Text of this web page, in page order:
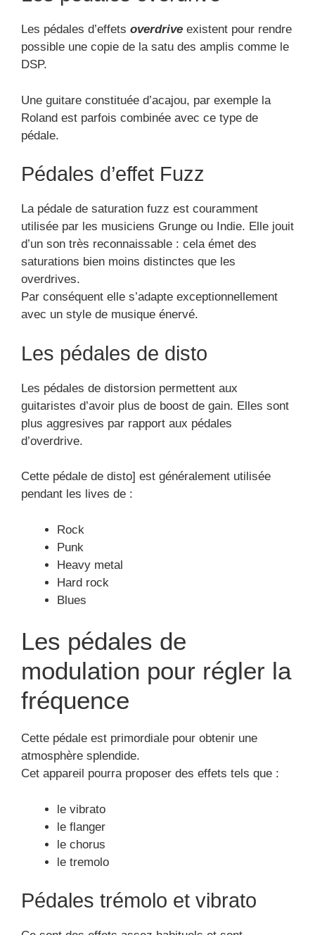
Les pédales d’effets overdrive existent pour rendre
possible une copie de la satu des amplis comme le
DSP.
Une guitare constituée d’acajou, par exemple la
Roland est parfois combinée avec ce type de
pédale.
Pédales d’effet Fuzz
La pédale de saturation fuzz est couramment
utilisée par les musiciens Grunge ou Indie. Elle jouit
d’un son très reconnaissable : cela émet des
saturations bien moins distinctes que les
overdrives.
Par conséquent elle s’adapte exceptionnellement
avec un style de musique énervé.
Les pédales de disto
Les pédales de distorsion permettent aux
guitaristes d’avoir plus de boost de gain. Elles sont
plus aggresives par rapport aux pédales
d’overdrive.
Cette pédale de disto] est généralement utilisée
pendant les lives de :
Rock
Punk
Heavy metal
Hard rock
Blues
Les pédales de
modulation pour régler la
fréquence
Cette pédale est primordiale pour obtenir une
atmosphère splendide.
Cet appareil pourra proposer des effets tels que :
le vibrato
le flanger
le chorus
le tremolo
Pédales trémolo et vibrato